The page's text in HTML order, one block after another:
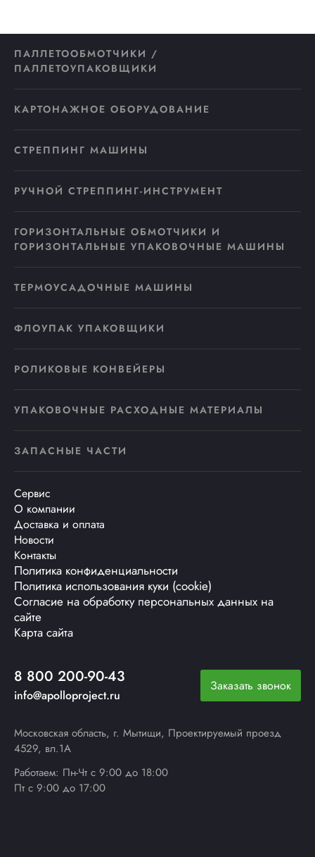
ПАЛЛЕТООБМОТЧИКИ /
ПАЛЛЕТОУПАКОВЩИКИ
КАРТОНАЖНОЕ ОБОРУДОВАНИЕ
СТРЕППИНГ МАШИНЫ
РУЧНОЙ СТРЕППИНГ-ИНСТРУМЕНТ
ГОРИЗОНТАЛЬНЫЕ ОБМОТЧИКИ И
ГОРИЗОНТАЛЬНЫЕ УПАКОВОЧНЫЕ МАШИНЫ
ТЕРМОУСАДОЧНЫЕ МАШИНЫ
ФЛОУПАК УПАКОВЩИКИ
РОЛИКОВЫЕ КОНВЕЙЕРЫ
УПАКОВОЧНЫЕ РАСХОДНЫЕ МАТЕРИАЛЫ
ЗАПАСНЫЕ ЧАСТИ
Сервис
О компании
Доставка и оплата
Новости
Контакты
Политика конфиденциальности
Политика использования куки (cookie)
Согласие на обработку персональных данных на
сайте
Карта сайта
8 800 200-90-43
info@apolloproject.ru
Заказать звонок
Московская область, г. Мытищи, Проектируемый проезд
4529, вл.1А
Работаем: Пн-Чт с 9:00 до 18:00
Пт с 9:00 до 17:00